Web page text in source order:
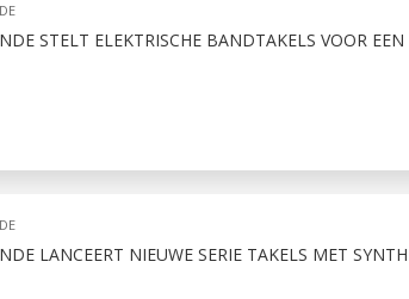
STELT ELEKTRISCHE BANDTAKELS VOOR EEN
LANCEERT NIEUWE SERIE TAKELS MET